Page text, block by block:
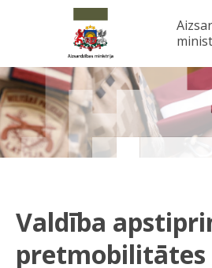
Valdība
pretmobilitātes